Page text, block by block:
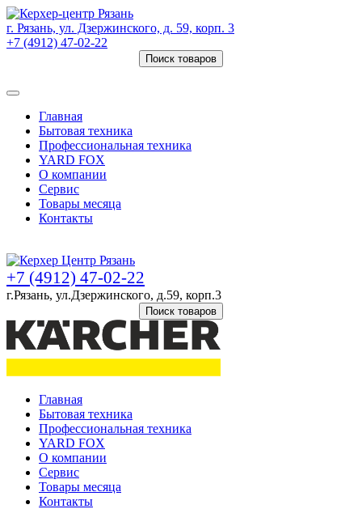
г. Рязань, ул. Дзержинского, д. 59, корп. 3
+7 (4912) 47-02-22
Поиск товаров
Главная
Бытовая техника
Профессиональная техника
YARD FOX
О компании
Сервис
Товары месяца
Контакты
+7 (4912) 47-02-22
г.Рязань, ул.Дзержинского, д.59, корп.3
Поиск товаров
Главная
Бытовая техника
Профессиональная техника
YARD FOX
О компании
Сервис
Товары месяца
Контакты